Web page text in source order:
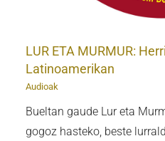
LUR ETA MURMUR:
Latinoamerikan
Audioak
Bueltan gaude Lur eta
gogoz hasteko, beste